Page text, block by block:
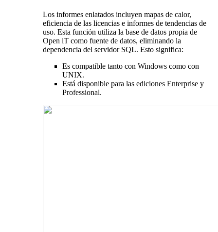
Los informes enlatados incluyen mapas de calor,
eficiencia de las licencias e informes de tendencias de
uso. Esta función utiliza la base de datos propia de
Open iT como fuente de datos, eliminando la
dependencia del servidor SQL. Esto significa:
Es compatible tanto con Windows como con
UNIX.
Está disponible para las ediciones Enterprise y
Professional.